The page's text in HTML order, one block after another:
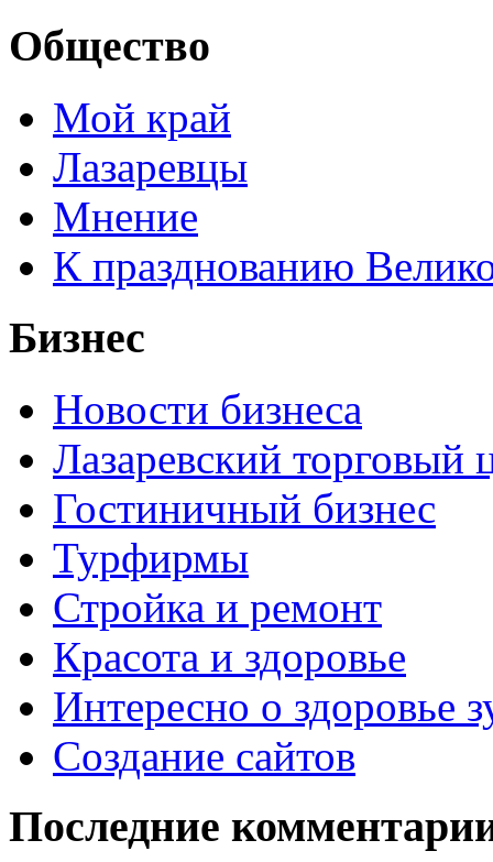
Общество
Мой край
Лазаревцы
Мнение
К празднованию
Бизнес
Новости бизнеса
Лазаревский торговый
Гостиничный бизнес
Турфирмы
Стройка и ремонт
Красота и здоровье
Интересно о здоровье
Создание сайтов
Последние